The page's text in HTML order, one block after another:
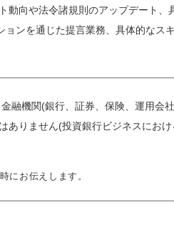
動向や法令諸規則のアップデート
ンを通じた提言業務、具体的なス
融機関(銀行、証券、保険、運用
りません(投資銀行ビジネスにお
にお伝えします。